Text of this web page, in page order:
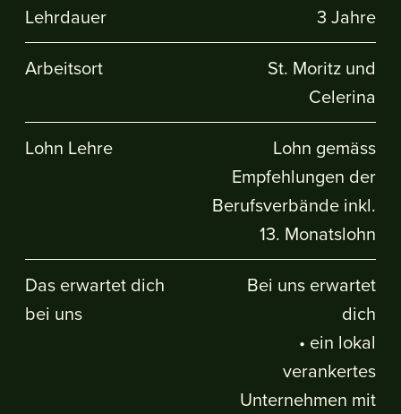
Lehrdauer
3 Jahre
Arbeitsort
St. Moritz und
Celerina
Lohn Lehre
Lohn gemäss
Empfehlungen der
Berufsverbände inkl.
13. Monatslohn
Das erwartet dich
bei uns
Bei uns erwartet
dich
• ein lokal
verankertes
Unternehmen mit